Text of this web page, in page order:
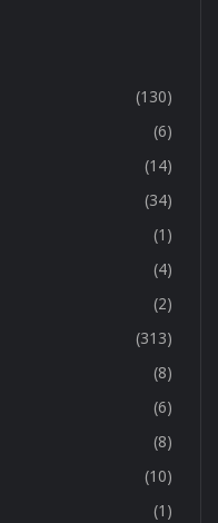
(130)
(6)
(14)
(34)
(1)
(4)
(2)
(313)
(8)
(6)
(8)
(10)
(1)